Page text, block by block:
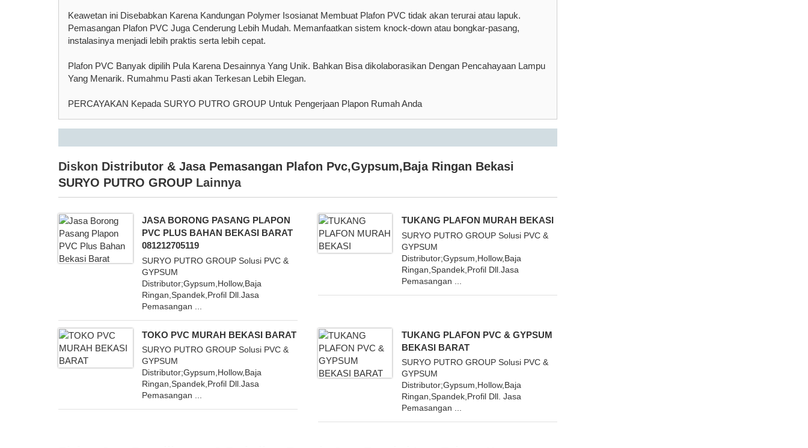
Keawetan ini Disebabkan Karena Kandungan Polymer Isosianat Membuat Plafon PVC tidak akan terurai atau lapuk.
Pemasangan Plafon PVC Juga Cenderung Lebih Mudah. Memanfaatkan sistem knock-down atau bongkar-pasang,
instalasinya menjadi lebih praktis serta lebih cepat.
Plafon PVC Banyak dipilih Pula Karena Desainnya Yang Unik. Bahkan Bisa dikolaborasikan Dengan Pencahayaan Lampu
Yang Menarik. Rumahmu Pasti akan Terkesan Lebih Elegan.
PERCAYAKAN Kepada SURYO PUTRO GROUP Untuk Pengerjaan Plapon Rumah Anda
Diskon Distributor & Jasa Pemasangan Plafon Pvc,Gypsum,Baja Ringan Bekasi
SURYO PUTRO GROUP Lainnya
JASA BORONG PASANG PLAPON
PVC PLUS BAHAN BEKASI BARAT
081212705119
SURYO PUTRO GROUP Solusi PVC &
GYPSUM
Distributor;Gypsum,Hollow,Baja
Ringan,Spandek,Profil Dll.Jasa
Pemasangan ...
TUKANG PLAFON MURAH BEKASI
SURYO PUTRO GROUP Solusi PVC &
GYPSUM
Distributor;Gypsum,Hollow,Baja
Ringan,Spandek,Profil Dll.Jasa
Pemasangan ...
TOKO PVC MURAH BEKASI BARAT
SURYO PUTRO GROUP Solusi PVC &
GYPSUM
Distributor;Gypsum,Hollow,Baja
Ringan,Spandek,Profil Dll.Jasa
Pemasangan ...
TUKANG PLAFON PVC & GYPSUM
BEKASI BARAT
SURYO PUTRO GROUP Solusi PVC &
GYPSUM
Distributor;Gypsum,Hollow,Baja
Ringan,Spandek,Profil Dll. Jasa
Pemasangan ...